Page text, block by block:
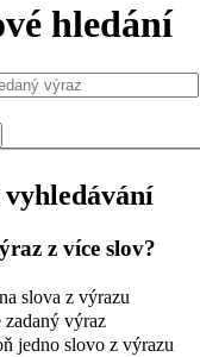
hledání
vyhledávání
z více slov?
slova z výrazu
zadaný výraz
jedno slovo z výrazu